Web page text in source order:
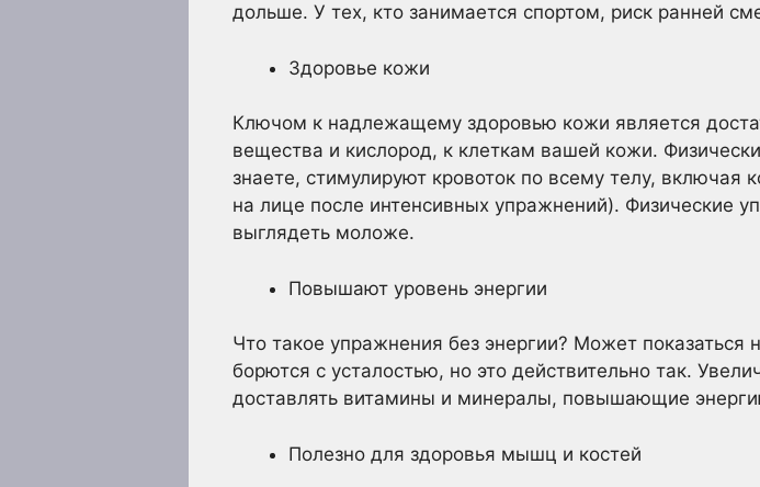
дольше. У тех, кто занимается спортом, риск ранней
Здоровье кожи
Ключом к надлежащему здоровью кожи является
вещества и кислород, к клеткам вашей кожи.
знаете, стимулируют кровоток по всему телу,
на лице после интенсивных упражнений). Физические
выглядеть моложе.
Повышают уровень энергии
Что такое упражнения без энергии? Может
борются с усталостью, но это действительно так.
доставлять витамины и минералы, повышающие
Полезно для здоровья мышц и костей